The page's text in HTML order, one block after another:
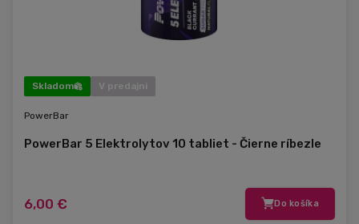
Skladom V predajni
PowerBar
PowerBar 5 Elektrolytov 10 tabliet - Čierne ríbezle
6,00 € Do košíka